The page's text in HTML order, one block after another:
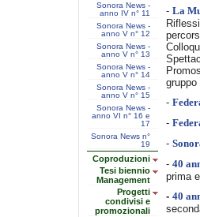
Sonora News -
anno IV n° 11
Sonora News -
anno V n° 12
Sonora News -
anno V n° 13
Sonora News -
anno V n° 14
Sonora News -
anno V n° 15
Sonora News -
anno VI n° 16 e
17
Sonora News n°
19
Coproduzioni
Tesi biennio
Management
Progetti
condivisi e
promozionali
- La
gruppo
-
-
-
- 40
prima
- 40